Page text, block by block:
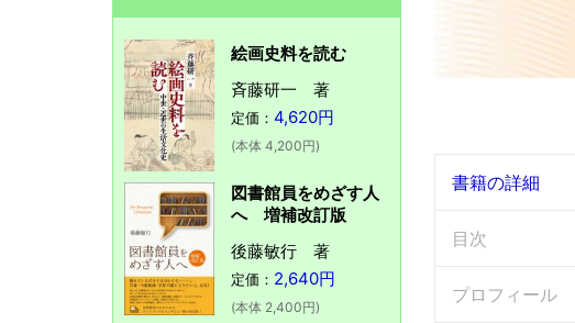
書籍の詳細
目次
プロフィール
絵画史料を読む
斉藤研一 著
定価： 4,620円
(本体 4,200円)
図書館員をめざす人
へ 増補改訂版
後藤敏行 著
定価： 2,640円
(本体 2,400円)